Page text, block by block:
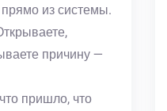
из системы.
причину —
пришло, что